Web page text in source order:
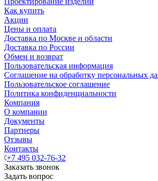
Как купить
Акции
Цены и оплата
Доставка по Москве и области
Доставка по России
Обмен и возврат
Пользовательская информация
Соглашение на обработку персональных
Пользовательское соглашение
Политика конфиденциальности
Компания
О компании
Документы
Партнеры
Отзывы
Контакты
+7 495 032-76-32
Заказать звонок
Задать вопрос